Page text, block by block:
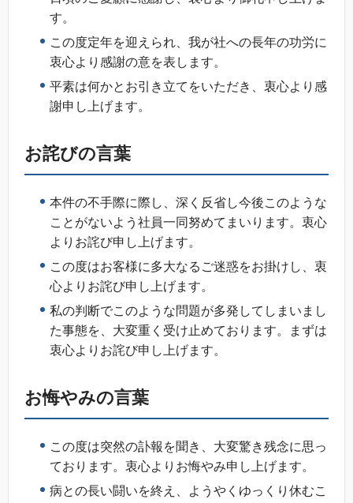
す。
この度定年を迎えられ、我が社への長年の功労に
衷心より感謝の意を表します。
平素は何かとお引き立てをいただき、衷心より感
謝申し上げます。
お詫びの言葉
本件の不手際に際し、深く反省し今後このような
ことがないよう社員一同努めてまいります。衷心
よりお詫び申し上げます。
この度はお客様に多大なるご迷惑をお掛けし、衷
心よりお詫び申し上げます。
私の判断でこのような問題が多発してしまいまし
た事態を、大変重く受け止めております。まずは
衷心よりお詫び申し上げます。
お悔やみの言葉
この度は突然の訃報を聞き、大変驚き残念に思っ
ております。衷心よりお悔やみ申し上げます。
病との長い闘いを終え、ようやくゆっくり休むこ